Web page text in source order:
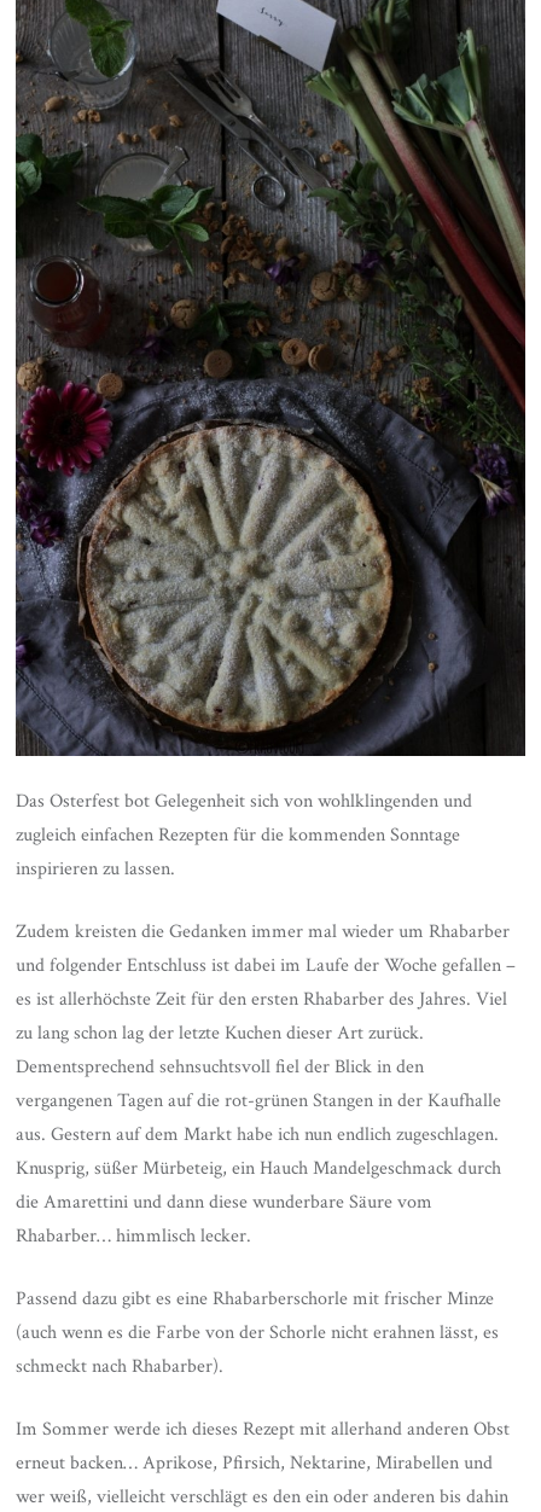
Das Osterfest bot Gelegenheit sich von wohlklingenden und
zugleich einfachen Rezepten für die kommenden Sonntage
inspirieren zu lassen.
Zudem kreisten die Gedanken immer mal wieder um Rhabarber
und folgender Entschluss ist dabei im Laufe der Woche gefallen –
es ist allerhöchste Zeit für den ersten Rhabarber des Jahres. Viel
zu lang schon lag der letzte Kuchen dieser Art zurück.
Dementsprechend sehnsuchtsvoll fiel der Blick in den
vergangenen Tagen auf die rot-grünen Stangen in der Kaufhalle
aus. Gestern auf dem Markt habe ich nun endlich zugeschlagen.
Knusprig, süßer Mürbeteig, ein Hauch Mandelgeschmack durch
die Amarettini und dann diese wunderbare Säure vom
Rhabarber… himmlisch lecker.
Passend dazu gibt es eine Rhabarberschorle mit frischer Minze
(auch wenn es die Farbe von der Schorle nicht erahnen lässt, es
schmeckt nach Rhabarber).
Im Sommer werde ich dieses Rezept mit allerhand anderen Obst
erneut backen… Aprikose, Pfirsich, Nektarine, Mirabellen und
wer weiß, vielleicht verschlägt es den ein oder anderen bis dahin